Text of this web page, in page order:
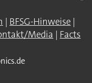
| BFSG-Hinweise |
Media | Facts